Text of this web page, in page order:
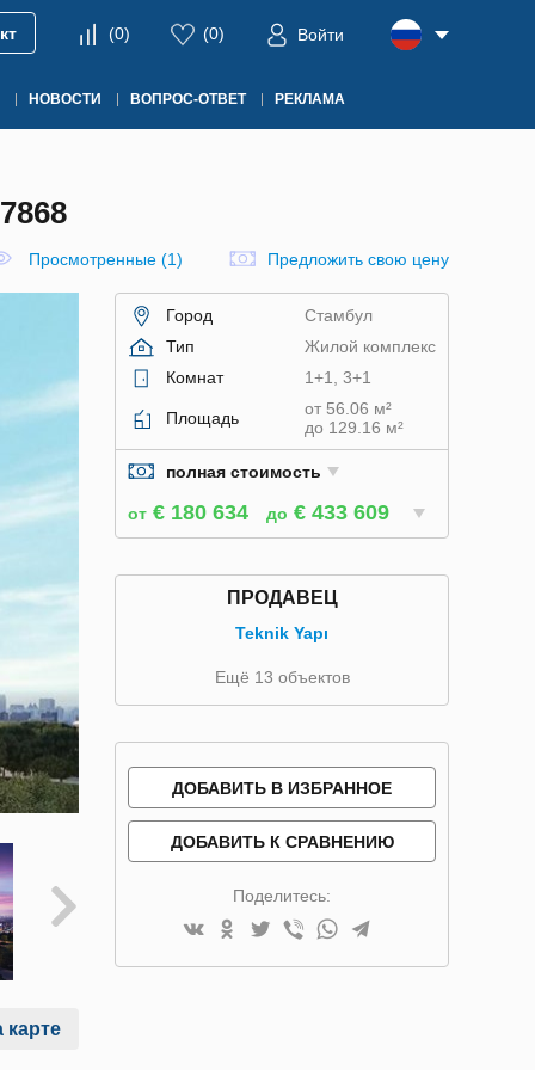
(0) (0) Войти
НОВОСТИ ВОПРОС-ОТВЕТ РЕКЛАМА
Просмотренные (1) Предложить свою цену
карте
Город
Стамбул
Тип
Жилой комплекс
Комнат
1+1, 3+1
Площадь
от 56.06 м²
до 129.16 м²
полная стоимость
от € 180 634 до € 433 609
ПРОДАВЕЦ
Teknik Yapı
Ещё 13 объектов
ДОБАВИТЬ В ИЗБРАННОЕ
ДОБАВИТЬ К СРАВНЕНИЮ
Поделитесь: